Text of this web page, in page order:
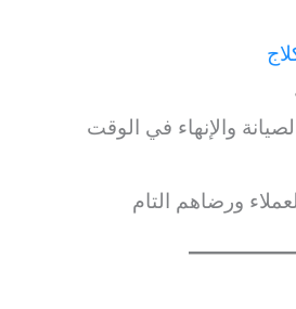
والإنهاء في الوقت
ورضاهم التام